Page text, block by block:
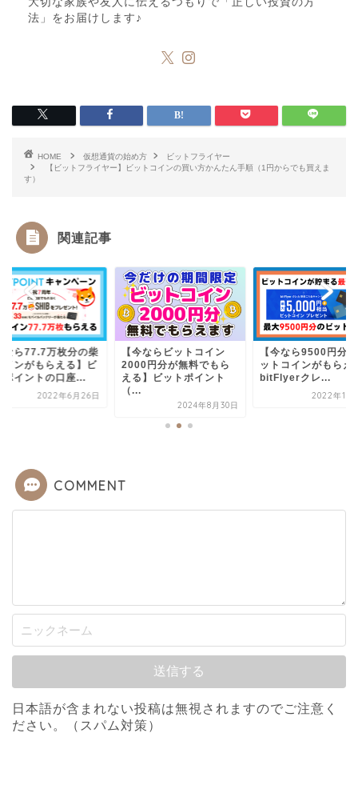
法」をお届けします♪
HOME 仮想通貨の始め方
ビットフライヤー
【ビットフライヤー】ビットコインの買い方かんたん手順（1円からでも買えま
す）
関連記事
なら77.7万枚分の柴
インがもらえる】ビ
ポイントの口座...
2022年6月26日
【今ならビットコイン
2000円分が無料でもら
える】ビットポイント
（...
2024年8月30日
【今なら9500円分
ットコインがもらえ
bitFlyerクレ...
2022年10
COMMENT
日本語が含まれない投稿は無視されますのでご注意く
ださい。（スパム対策）